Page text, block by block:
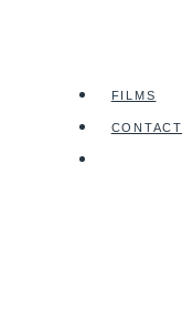
FILMS
CONTACT